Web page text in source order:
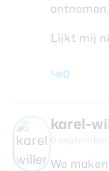
Lijkt mij
0
karel-
We